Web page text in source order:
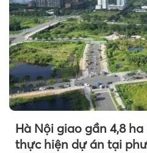
Hà Nội giao gần 4,8
thực hiện dự án tại